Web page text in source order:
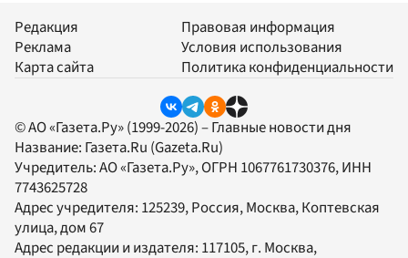
Редакция
Реклама
Карта сайта
Правовая информация
Условия использования
Политика конфиденциальности
© АО «Газета.Ру» (1999-2026) – Главные новости дня
Название: Газета.Ru (Gazeta.Ru)
Учредитель:АО «Газета.Ру», ОГРН 1067761730376, ИНН
7743625728
Адрес учредителя: 125239, Россия, Москва, Коптевская
улица, дом 67
Адрес редакции и издателя: 117105, г. Москва,